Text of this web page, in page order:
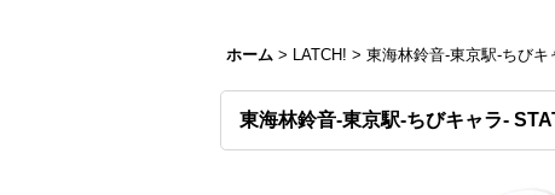
ホーム > LATCH! > 東海林鈴音-東京駅-ちびキ
東海林鈴音-東京駅-ちびキャラ-